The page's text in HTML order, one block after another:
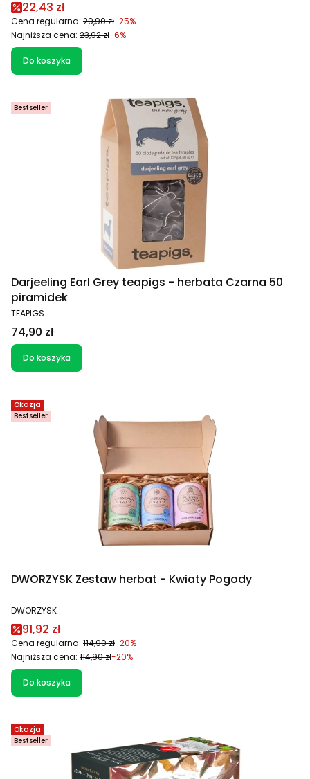
Cena promocyjna
22,43 zł
Cena regularna: 29,90 zł-25%
Najniższa cena: 23,92 zł-6%
Do koszyka
Bestseller
Darjeeling Earl Grey teapigs - herbata Czarna 50
piramidek
PRODUCENT
TEAPIGS
Cena
74,90 zł
Do koszyka
Okazja
Bestseller
DWORZYSK Zestaw herbat - Kwiaty Pogody
PRODUCENT
DWORZYSK
Cena promocyjna
91,92 zł
Cena regularna: 114,90 zł-20%
Najniższa cena: 114,90 zł-20%
Do koszyka
Okazja
Bestseller